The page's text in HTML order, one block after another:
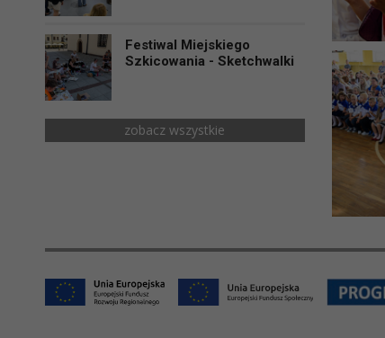
Festiwal Miejskiego
Szkicowania - Sketchwalki
zobacz wszystkie